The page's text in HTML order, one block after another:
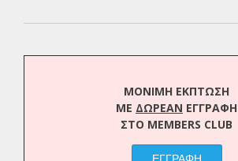
ΜΟΝΙΜΗ ΕΚΠΤΩΣΗ
ΜΕ ΔΩΡΕΑΝ ΕΓΓΡΑΦΗ
ΣΤΟ MEMBERS CLUB
ΕΓΓΡΑΦΗ